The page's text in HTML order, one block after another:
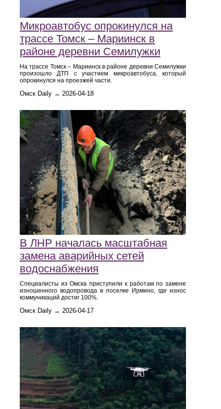
Микроавтобус опрокинулся на
трассе Томск – Мариинск в
районе деревни Семилужки
На трассе Томск – Мариинск в районе деревни Семилужки
произошло ДТП с участием микроавтобуса, который
опрокинулся на проезжей части.
Омск Daily → 2026-04-18
В ЛНР началась масштабная
замена аварийных сетей
водоснабжения
Специалисты из Омска приступили к работам по замене
изношенного водопровода в поселке Ирмино, где износ
коммуникаций достиг 100%.
Омск Daily → 2026-04-17